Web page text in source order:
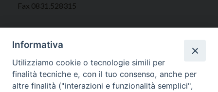
Fax 0831.528315
Mar. / Mer. / Giov. ore 9 - 13
nei mesi estivi solo Martedì ore 9 - 13
Informativa
Utilizziamo cookie o tecnologie simili per
finalità tecniche e, con il tuo consenso, anche per
altre finalità ("interazioni e funzionalità semplici",